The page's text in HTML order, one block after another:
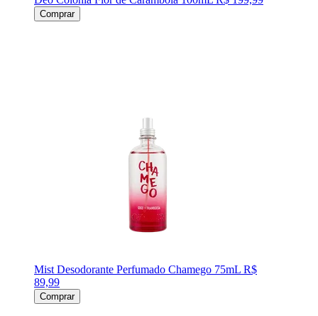
Comprar
Mist Desodorante Perfumado Chamego 75mL R$
89,99
Comprar